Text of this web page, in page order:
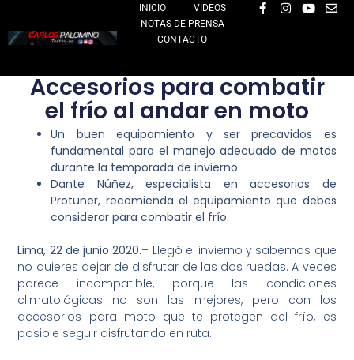
al
contenido
INICIO
VIDEOS
NOTAS DE PRENSA
CONTACTO
F
a
o
k
f
I
n
r
a
m
Y
o
e
E
n
p
Accesorios para combatir
el frío al andar en moto
Un buen equipamiento y ser precavidos es
fundamental para el manejo adecuado de motos
durante la temporada de invierno.
Dante Núñez, especialista en accesorios de
Protuner, recomienda el equipamiento que debes
considerar para combatir el frío.
Lima, 22 de junio 2020.– Llegó el invierno y sabemos que
no quieres dejar de disfrutar de las dos ruedas. A veces
parece incompatible, porque las condiciones
climatológicas no son las mejores, pero con los
accesorios para moto que te protegen del frío, es
posible seguir disfrutando en ruta.